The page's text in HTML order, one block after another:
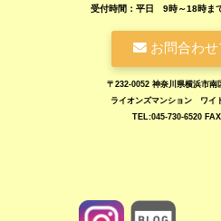
受付時間：平日 9時～18時ま
お問合わ
〒232-0052 神奈川県横浜市
ライオンズマンション ワイ
TEL:045-730-6520